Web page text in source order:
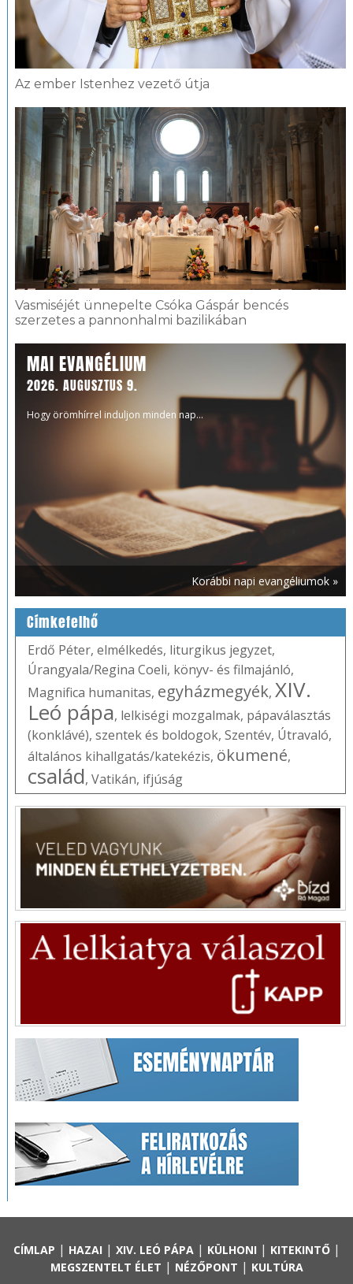
Az ember Istenhez vezető útja
Vasmiséjét ünnepelte Csóka Gáspár bencés
szerzetes a pannonhalmi bazilikában
MAI EVANGÉLIUM
2026. AUGUSZTUS 9.
Hogy örömhírrel induljon minden nap...
Korábbi napi evangéliumok »
Címkefelhő
Erdő Péter, elmélkedés, liturgikus jegyzet,
Úrangyala/Regina Coeli, könyv- és filmajánló,
Magnifica humanitas, egyházmegyék, XIV.
Leó pápa, lelkiségi mozgalmak, pápaválasztás
(konklávé), szentek és boldogok, Szentév, Útravaló,
általános kihallgatás/katekézis, ökumené,
család, Vatikán, ifjúság
CÍMLAP | HAZAI | XIV. LEÓ PÁPA| KÜLHONI | KITEKINTŐ|
MEGSZENTELT ÉLET | NÉZŐPONT | KULTÚRA